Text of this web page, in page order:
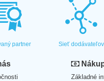
partner Sieť dodávateľov
Základné